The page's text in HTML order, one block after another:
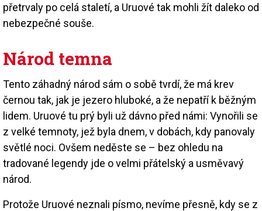
přetrvaly po celá staletí, a Uruové tak mohli žít daleko od
nebezpečné souše.
Národ temna
Tento záhadný národ sám o sobě tvrdí, že má krev
černou tak, jak je jezero hluboké, a že nepatří k běžným
lidem. Uruové tu prý byli už dávno před námi: Vynořili se
z velké temnoty, jež byla dnem, v dobách, kdy panovaly
světlé noci. Ovšem neděste se – bez ohledu na
tradované legendy jde o velmi přátelský a usměvavý
národ.
Protože Uruové neznali písmo, nevíme přesně, kdy se z